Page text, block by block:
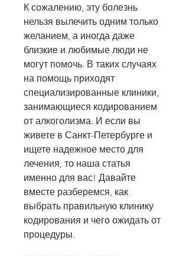
К сожалению, эту болезнь
нельзя вылечить одним только
желанием, а иногда даже
близкие и любимые люди не
могут помочь. В таких случаях
на помощь приходят
специализированные клиники,
занимающиеся кодированием
от алкоголизма. И если вы
живете в Санкт-Петербурге и
ищете надежное место для
лечения, то наша статья
именно для вас! Давайте
вместе разберемся, как
выбрать правильную клинику
кодирования и чего ожидать от
процедуры.